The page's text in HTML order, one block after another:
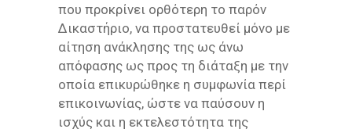
που προκρίνει ορθότερη το παρόν
Δικαστήριο, να προστατευθεί μόνο με
αίτηση ανάκλησης της ως άνω
απόφασης ως προς τη διάταξη με την
οποία επικυρώθηκε η συμφωνία περί
επικοινωνίας, ώστε να παύσουν η
ισχύς και η εκτελεστότητα της